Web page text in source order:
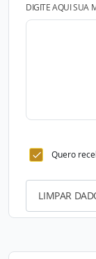
DIGITE AQUI SUA
Quero
LIMPAR